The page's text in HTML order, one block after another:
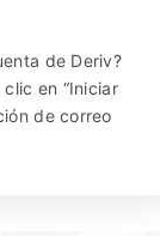
de Deriv?
en “Iniciar
de correo